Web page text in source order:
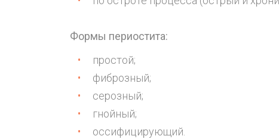
Формы периостита:
простой;
фиброзный;
серозный;
гнойный;
оссифицирующий.